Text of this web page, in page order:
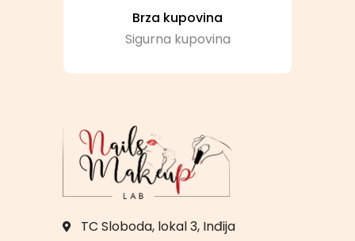
Brza kupovina
Sigurna kupovina
TC Sloboda, lokal 3, Inđija